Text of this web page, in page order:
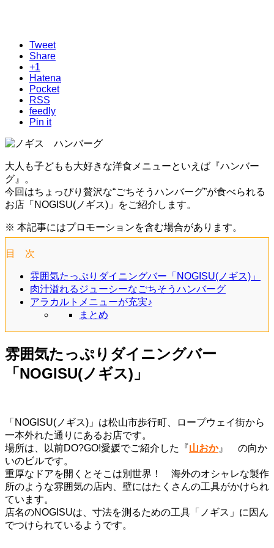
Tweet
Share
+1
Hatena
Pocket
RSS
feedly
Pin it
大人も子どもも大好きな洋食メニューといえば『ハンバー
グ』。
今回はちょっぴり贅沢な“ごちそうハンバーグ”が食べられる
お店「NOGISU(ノギス)」をご紹介します。
※ 本記事にはプロモーションを含む場合があります。
目 次
雰囲気たっぷりダイニングバー「NOGISU(ノギス)」
肉汁溢れるジューシーなごちそうハンバーグ
アラカルトメニューが充実♪
まとめ
雰囲気たっぷりダイニングバー
「NOGISU(ノギス)」
「NOGISU(ノギス)」は松山市歩行町、ロープウェイ街から
一本外れた通りにあるお店です。
場所は、以前DO?GO!愛媛でご紹介した『山おか』 の向か
いのビルです。
重厚なドアを開くとそこは別世界！ 海外のオシャレな製作
所のような雰囲気の店内、壁にはたくさんの工具がかけられ
ています。
店名のNOGISUは、寸法を測るための工具「ノギス」に因ん
でつけられているようです。